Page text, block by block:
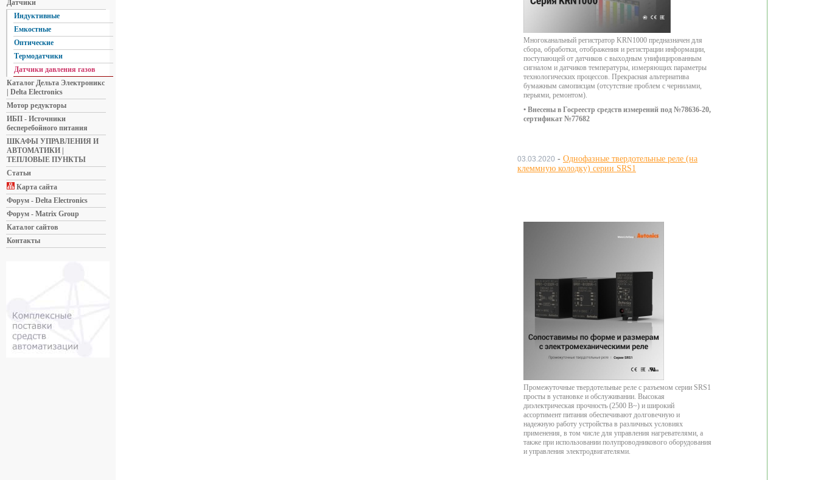
Многоканальный регистратор KRN1000 предназначен для
сбора, обработки, отображения и регистрации информации,
поступающей от датчиков с выходным унифицированным
сигналом и датчиков температуры, измеряющих параметры
технологических процессов. Прекрасная альтернатива
бумажным самописцам (отсутствие проблем с чернилами,
перьями, ремонтом).
• Внесены в Госреестр средств измерений под №78636-20,
сертификат №77682
03.03.2020 - Однофазные твердотельные реле (на
клеммную колодку) серии SRS1
Промежуточные твердотельные реле с разъемом серии SRS1
просты в установке и обслуживании. Высокая
диэлектрическая прочность (2500 В~) и широкий
ассортимент питания обеспечивают долговечную и
надежную работу устройства в различных условиях
применения, в том числе для управления нагревателями, а
также при использовании полупроводникового оборудования
и управления электродвигателями.
Датчики
Индуктивные
Емкостные
Оптические
Термодатчики
Датчики давления газов
Каталог Дельта Электроникс
| Delta Electronics
Мотор редукторы
ИБП - Источники
бесперебойного питания
ШКАФЫ УПРАВЛЕНИЯ И
АВТОМАТИКИ |
ТЕПЛОВЫЕ ПУНКТЫ
Статьи
Карта сайта
Форум - Delta Electronics
Форум - Matrix Group
Каталог сайтов
Контакты